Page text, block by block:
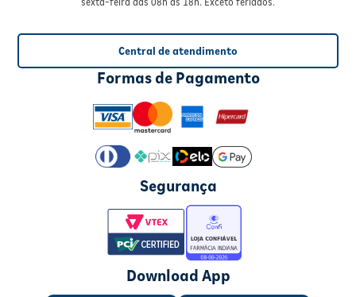
Central de atendimento
Formas de Pagamento
Segurança
Download App